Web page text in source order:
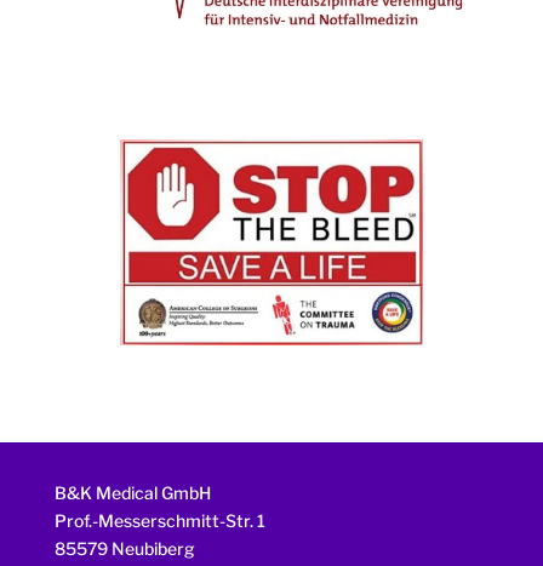
B&K Medical GmbH
Prof.-Messerschmitt-Str. 1
85579 Neubiberg